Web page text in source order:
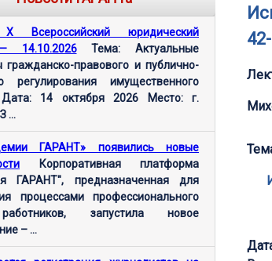
Всероссийский юридический
14.10.2026Тема: Актуальные
гражданско-правового и публично-
регулирования имущественного
Дата: 14 октября 2026 Место: г.
...
ГАРАНТ» появились новые
Корпоративная платформа
ГАРАНТ", предназначенная для
процессами профессионального
запустила новое
– ...